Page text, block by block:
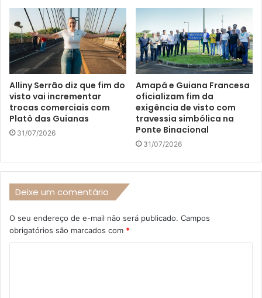
Alliny Serrão diz que fim do
visto vai incrementar
trocas comerciais com
Platô das Guianas
31/07/2026
Amapá e Guiana Francesa
oficializam fim da
exigência de visto com
travessia simbólica na
Ponte Binacional
31/07/2026
Deixe um comentário
O seu endereço de e-mail não será publicado. Campos
obrigatórios são marcados com *